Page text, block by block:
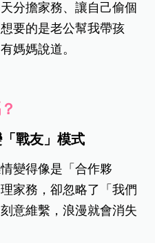
分擔家務、讓自己偷個
要的是老公幫我帶孩
媽媽說道。
戰友」模式
變得像是「合作夥
家務，卻忽略了「我們
意維繫，浪漫就會消失